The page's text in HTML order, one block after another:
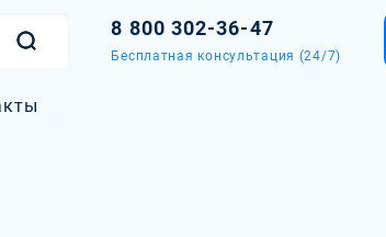
8 800 302-36-47
Бесплатная консультация (24/7)